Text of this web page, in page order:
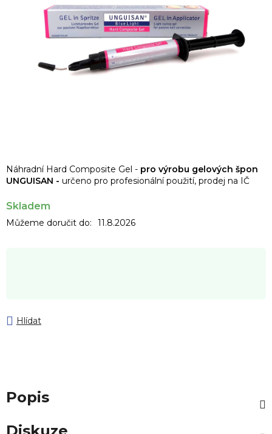
Náhradní Hard Composite Gel - pro výrobu gelových špon
UNGUISAN - určeno pro profesionální použití, prodej na IČ
Skladem
Můžeme doručit do: 11.8.2026
Hlídat
Popis